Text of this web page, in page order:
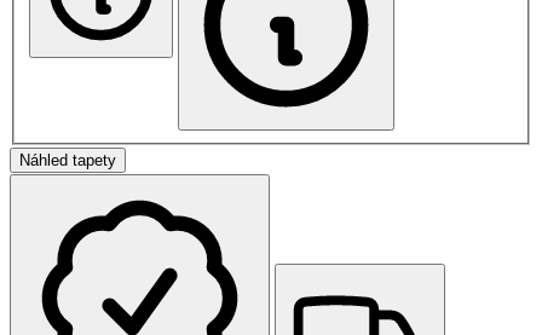
Náhled tapety